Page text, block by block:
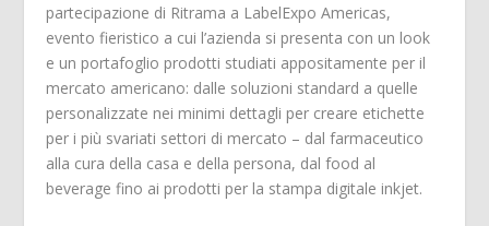
partecipazione di Ritrama a LabelExpo Americas,
evento fieristico a cui l’azienda si presenta con un look
e un portafoglio prodotti studiati appositamente per il
mercato americano: dalle soluzioni standard a quelle
personalizzate nei minimi dettagli per creare etichette
per i più svariati settori di mercato – dal farmaceutico
alla cura della casa e della persona, dal food al
beverage fino ai prodotti per la stampa digitale inkjet.